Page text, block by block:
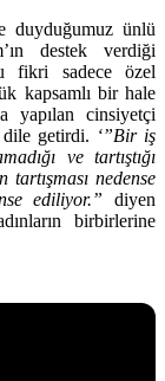
duyduğumuz ünlü
destek verdiği
fikri sadece özel
kapsamlı bir hale
yapılan cinsiyetçi
dile getirdi. ‘”Bir iş
ve tartıştığı
nedense
ediliyor.” diyen
birbirlerine